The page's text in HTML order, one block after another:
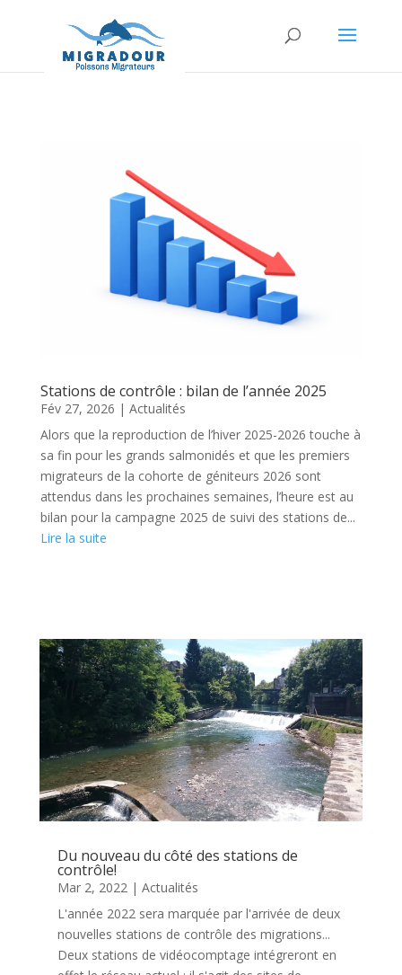
Stations de contrôle : bilan de l’année 2025
Fév 27, 2026 | Actualités
Alors que la reproduction de l’hiver 2025-2026 touche à
sa fin pour les grands salmonidés et que les premiers
migrateurs de la cohorte de géniteurs 2026 sont
attendus dans les prochaines semaines, l’heure est au
bilan pour la campagne 2025 de suivi des stations de...
Lire la suite
Du nouveau du côté des stations de
contrôle!
Mar 2, 2022 | Actualités
L'année 2022 sera marquée par l'arrivée de deux
nouvelles stations de contrôle des migrations...
Deux stations de vidéocomptage intégreront en